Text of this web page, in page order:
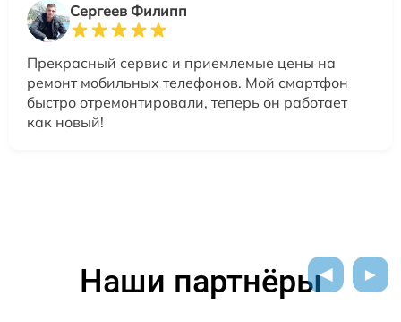
Сергеев Филипп
Прекрасный сервис и приемлемые цены на
ремонт мобильных телефонов. Мой смартфон
быстро отремонтировали, теперь он работает
как новый!
Наши партнёры